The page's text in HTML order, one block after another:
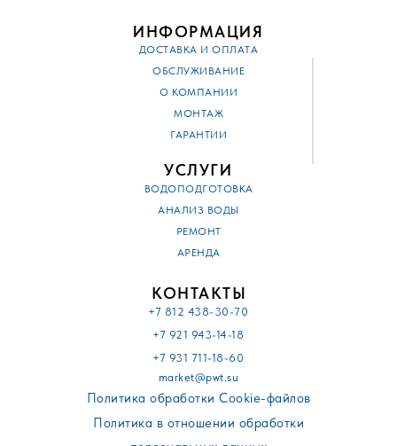
+7 812 438-30-70
+7 921 943-14-18
+7 931 711-18-60
ИНФОРМАЦИЯ
УСЛУГИ
ДОСТАВКА И ОПЛАТА
ОБСЛУЖИВАНИЕ
О КОМПАНИИ
МОНТАЖ
ГАРАНТИИ
ВОДОПОДГОТОВКА
АНАЛИЗ ВОДЫ
РЕМОНТ
АРЕНДА
КОНТАКТЫ
Политика обработки Cookie-файлов
market@pwt.su
Политика в отношении обработки